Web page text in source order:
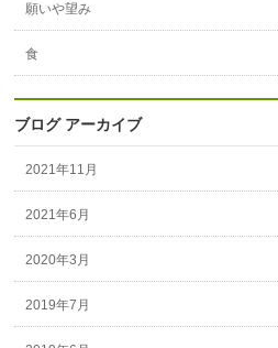
願いや望み
食
ブログ アーカイブ
2021年11月
2021年6月
2020年3月
2019年7月